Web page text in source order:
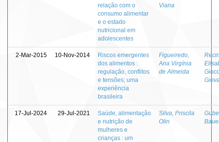
relação com o
consumo alimentar
e o estado
nutricional em
adolescentes
Viana
2-Mar-2015 10-Nov-2014
Riscos emergentes
dos alimentos :
regulação, conflitos
e tensões; uma
experiência
brasileira
Figueiredo,
Ana Virgínia
de Almeida
17-Jul-2024 29-Jul-2021
Saúde, alimentação
e nutrição de
mulheres e
crianças : um
Silva, Priscila
Olin